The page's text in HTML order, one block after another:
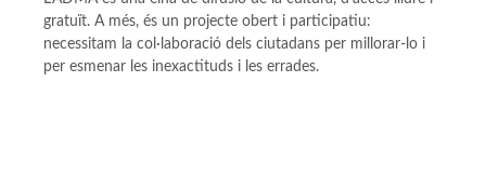
gratuït. A més, és un projecte obert i participatiu:
necessitam la col·laboració dels ciutadans per millorar-lo i
per esmenar les inexactituds i les errades.